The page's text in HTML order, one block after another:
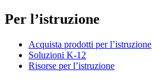
Per l’istruzione
Acquista prodotti per l’istruzione
Soluzioni K-12
Risorse per l’istruzione